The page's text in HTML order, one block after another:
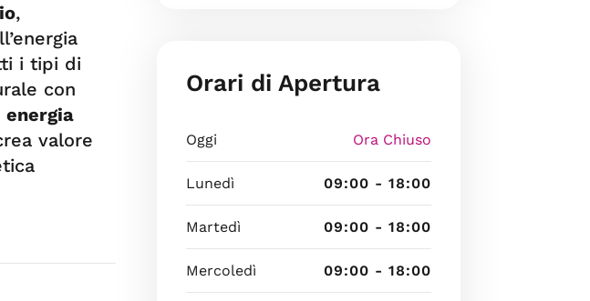
,
i tipi di
con
energia
valore
Orari di Apertura
Oggi Ora Chiuso
Lunedì 09:00 - 18:00
Martedì 09:00 - 18:00
Mercoledì 09:00 - 18:00